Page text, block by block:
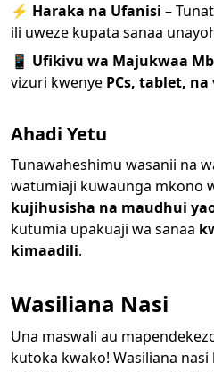
⚡ Haraka na Ufanisi –
ili uweze kupata sanaa
📱 Ufikivu wa Majukwaa
vizuri kwenye PCs, tablet,
Ahadi Yetu
Tunawaheshimu wasanii na
watumiaji kuwaunga mkono
kujihusisha na maudhui
kutumia upakuaji wa sanaa
kimaadili.
Wasiliana Nasi
Una maswali au
kutoka kwako! Wasiliana nasi